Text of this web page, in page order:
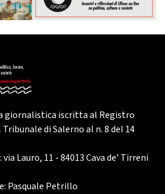
giornalistica iscritta al Registro
di Salerno al n. 8 del 14
Lauro, 11 - 84013 Cava de’ Tirreni
Pasquale Petrillo